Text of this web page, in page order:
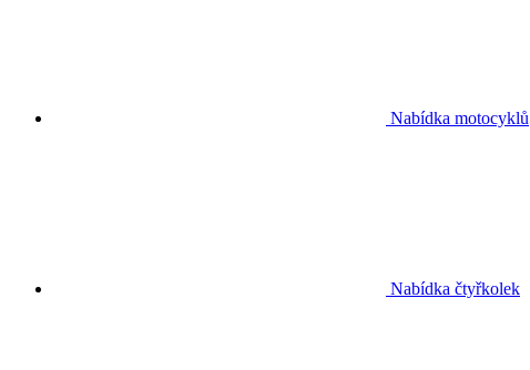
Nabídka motocyklů
Nabídka čtyřkolek